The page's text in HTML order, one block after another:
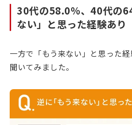
30代の58.0％、40代の
ない」と思った経験あり
一方で「もう来ない」と思った
聞いてみました。